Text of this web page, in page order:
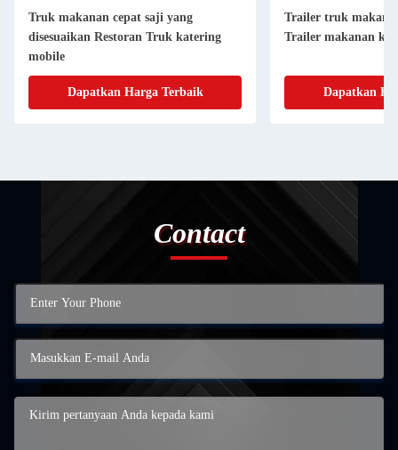
Truk makanan cepat saji yang
disesuaikan Restoran Truk katering
mobile
Dapatkan Harga Terbaik
Trailer truk
Trailer makanan
Dapatkan
Contact